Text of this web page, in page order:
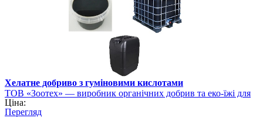
Хелатне добриво з гуміновими кислотами
ТОВ «Зоотех» — виробник органічних добрив та еко-їжі для
тварин
Ціна:
Перегляд